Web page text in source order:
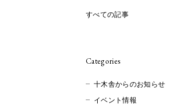
すべての記事
Categories
十木舎からのお知らせ
イベント情報